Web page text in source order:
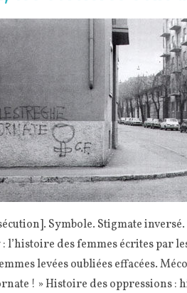
Symbole. Stigmate
des femmes écrites par
levées oubliées effacées.
! » Histoire des oppressions :